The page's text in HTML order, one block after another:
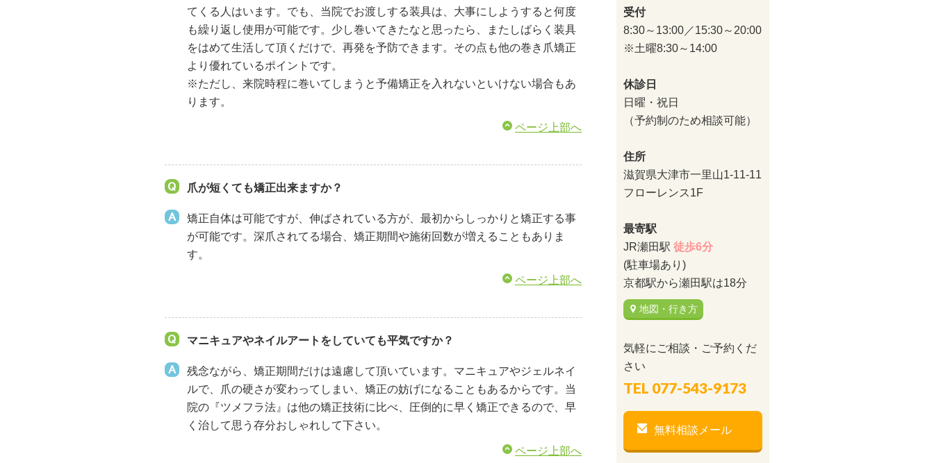
てくる人はいます。でも、当院でお渡しする装具は、大事にしようすると何度
も繰り返し使用が可能です。少し巻いてきたなと思ったら、またしばらく装具
をはめて生活して頂くだけで、再発を予防できます。その点も他の巻き爪矯正
より優れているポイントです。
※ただし、来院時程に巻いてしまうと予備矯正を入れないといけない場合もあ
ります。
ページ上部へ
爪が短くても矯正出来ますか？
矯正自体は可能ですが、伸ばされている方が、最初からしっかりと矯正する事
が可能です。深爪されてる場合、矯正期間や施術回数が増えることもありま
す。
ページ上部へ
マニキュアやネイルアートをしていても平気ですか？
残念ながら、矯正期間だけは遠慮して頂いています。マニキュアやジェルネイ
ルで、爪の硬さが変わってしまい、矯正の妨げになることもあるからです。当
院の『ツメフラ法』は他の矯正技術に比べ、圧倒的に早く矯正できるので、早
く治して思う存分おしゃれして下さい。
ページ上部へ
受付
8:30～13:00／15:30～20:00
※土曜8:30～14:00
休診日
日曜・祝日
（予約制のため相談可能）
住所
滋賀県大津市一里山1-11-11
フローレンス1F
最寄駅
JR瀬田駅 徒歩6分
(駐車場あり)
京都駅から瀬田駅は18分
地図・行き方
気軽にご相談・ご予約くだ
さい
TEL 077-543-9173
無料相談メール